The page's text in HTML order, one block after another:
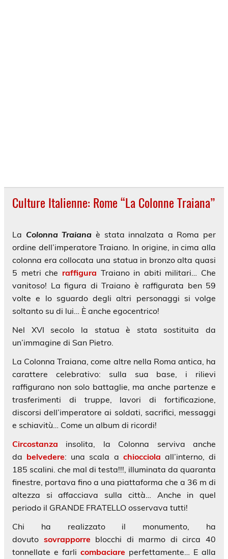
Culture Italienne: Rome “La Colonne Traiana”
La Colonna Traiana è stata innalzata a Roma per
ordine dell’imperatore Traiano. In origine, in cima alla
colonna era collocata una statua in bronzo alta quasi
5 metri che raffigura Traiano in abiti militari… Che
vanitoso! La figura di Traiano è raffigurata ben 59
volte e lo sguardo degli altri personaggi si volge
soltanto su di lui… È anche egocentrico!
Nel XVI secolo la statua è stata sostituita da
un’immagine di San Pietro.
La Colonna Traiana, come altre nella Roma antica, ha
carattere celebrativo: sulla sua base, i rilievi
raffigurano non solo battaglie, ma anche partenze e
trasferimenti di truppe, lavori di fortificazione,
discorsi dell’imperatore ai soldati, sacrifici, messaggi
e schiavitù… Come un album di ricordi!
Circostanza
insolita, la Colonna serviva anche
da belvedere: una scala a chiocciola all’interno, di
185 scalini. che mal di testa!!!, illuminata da quaranta
finestre, portava fino a una piattaforma che a 36 m di
altezza si affacciava sulla città… Anche in quel
periodo il GRANDE FRATELLO osservava tutti!
Chi ha realizzato il monumento, ha
dovuto sovrapporre blocchi di marmo di circa 40
tonnellate e farli combaciare perfettamente… E alla